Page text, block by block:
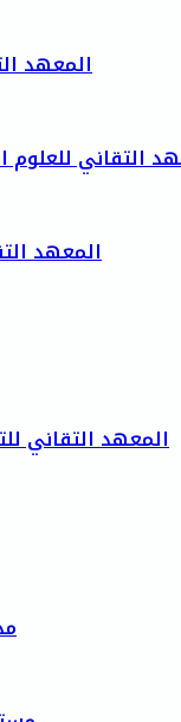
المعهد
التقاني للعلوم
المعهد
المعهد التقاني